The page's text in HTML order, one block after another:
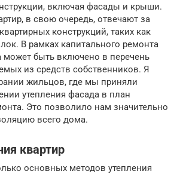
включая фасады и крыши.
в свою очередь, отвечают за
конструкций, таких как
В рамках капитального ремонта
может быть включено в перечень
из средств собственников. Я
жильцов, где мы приняли
утепления фасада в план
Это позволило нам значительно
всего дома.
квартир
основных методов утепления